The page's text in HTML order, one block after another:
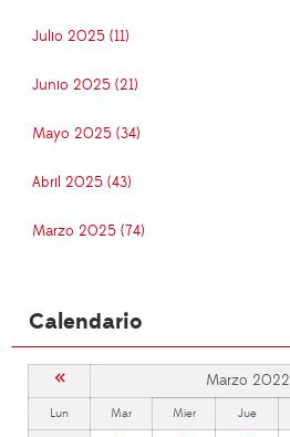
Julio 2025 (11)
Junio 2025 (21)
Mayo 2025 (34)
Abril 2025 (43)
Marzo 2025 (74)
Calendario
« Marzo 2022
Lun Mar Mier Jue